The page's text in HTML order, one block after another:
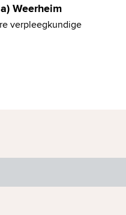
Weerheim
verpleegkundige